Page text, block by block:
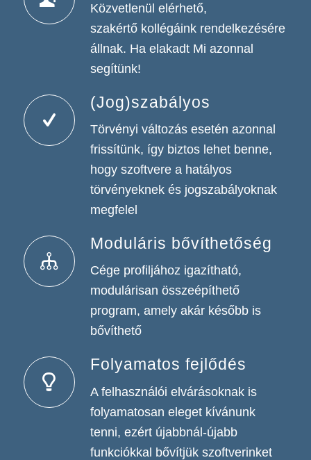
Közvetlenül elérhető,
szakértő kollégáink rendelkezésére
állnak. Ha elakadt Mi azonnal
segítünk!
(Jog)szabályos
Törvényi változás esetén azonnal
frissítünk, így biztos lehet benne,
hogy szoftvere a hatályos
törvényeknek és jogszabályoknak
megfelel
Moduláris bővíthetőség
Cége profiljához igazítható,
modulárisan összeépíthető
program, amely akár később is
bővíthető
Folyamatos fejlődés
A felhasználói elvárásoknak is
folyamatosan eleget kívánunk
tenni, ezért újabbnál-újabb
funkciókkal bővítjük szoftverinket